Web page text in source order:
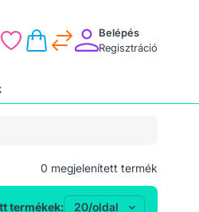
Belépés
Regisztráció
0 megjelenített termék
termékek: